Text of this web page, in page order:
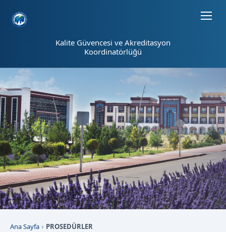
Kalite Güvencesi ve Akreditasyon
Koordinatörlüğü
Ana Sayfa PROSEDÜRLER